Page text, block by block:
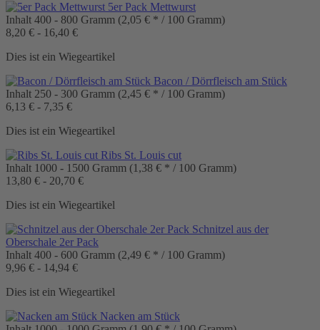
5er Pack Mettwurst
Inhalt 400 - 800 Gramm (2,05 € * / 100 Gramm)
8,20 € - 16,40 €
Dies ist ein Wiegeartikel
Bacon / Dörrfleisch am Stück
Inhalt 250 - 300 Gramm (2,45 € * / 100 Gramm)
6,13 € - 7,35 €
Dies ist ein Wiegeartikel
Ribs St. Louis cut
Inhalt 1000 - 1500 Gramm (1,38 € * / 100 Gramm)
13,80 € - 20,70 €
Dies ist ein Wiegeartikel
Schnitzel aus der
Oberschale 2er Pack
Inhalt 400 - 600 Gramm (2,49 € * / 100 Gramm)
9,96 € - 14,94 €
Dies ist ein Wiegeartikel
Nacken am Stück